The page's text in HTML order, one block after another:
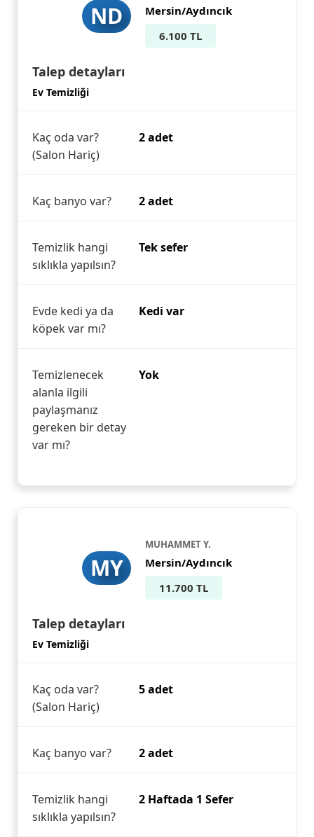
ND
Mersin/Aydıncık
6.100 TL
Talep detayları
Ev Temizliği
Kaç oda var?
(Salon Hariç)
2 adet
Kaç banyo var? 2 adet
Temizlik hangi
sıklıkla yapılsın?
Tek sefer
Evde kedi ya da
köpek var mı?
Kedi var
Temizlenecek
alanla ilgili
paylaşmanız
gereken bir detay
var mı?
Yok
MY
MUHAMMET Y.
Mersin/Aydıncık
11.700 TL
Talep detayları
Ev Temizliği
Kaç oda var?
(Salon Hariç)
5 adet
Kaç banyo var? 2 adet
Temizlik hangi
sıklıkla yapılsın?
2 Haftada 1 Sefer